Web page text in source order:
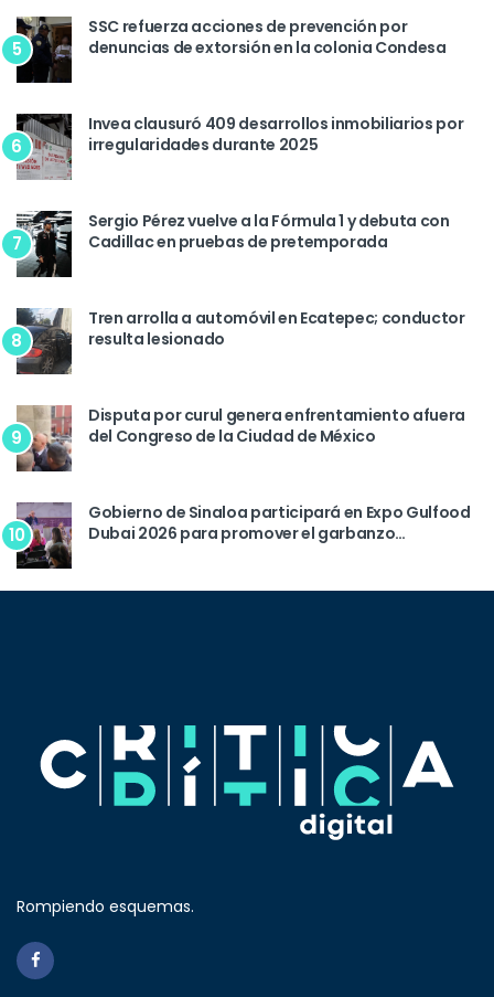
5
SSC refuerza acciones de prevención por
denuncias de extorsión en la colonia Condesa
6
Invea clausuró 409 desarrollos inmobiliarios por
irregularidades durante 2025
7
Sergio Pérez vuelve a la Fórmula 1 y debuta con
Cadillac en pruebas de pretemporada
8
Tren arrolla a automóvil en Ecatepec; conductor
resulta lesionado
9
Disputa por curul genera enfrentamiento afuera
del Congreso de la Ciudad de México
10
Gobierno de Sinaloa participará en Expo Gulfood
Dubai 2026 para promover el garbanzo
Rompiendo esquemas.